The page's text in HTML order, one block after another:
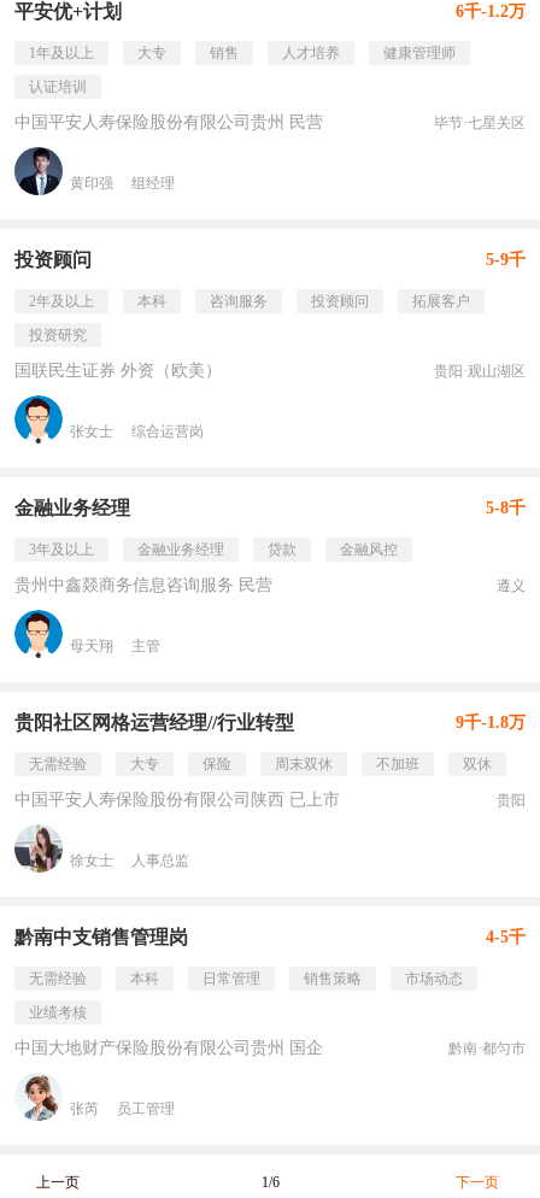
平安优+计划 6千-1.2万
1年及以上 大专 销售 人才培养
健康管理师
认证培训
中国平安人寿保险股份有限公司贵州 民营 毕节·七星关区
黄印强 组经理
投资顾问 5-9千
2年及以上 本科 咨询服务 投资顾问
拓展客户
投资研究
国联民生证券 外资（欧美） 贵阳·观山湖区
张女士 综合运营岗
金融业务经理 5-8千
3年及以上 金融业务经理 贷款 金融风控
贵州中鑫燚商务信息咨询服务 民营 遵义
母天翔 主管
贵阳社区网格运营经理//行业转型 9千-1.8万
无需经验 大专 保险 周末双休 不加班 双休
中国平安人寿保险股份有限公司陕西 已上市 贵阳
徐女士 人事总监
黔南中支销售管理岗 4-5千
无需经验 本科 日常管理 销售策略
市场动态
业绩考核
中国大地财产保险股份有限公司贵州 国企 黔南·都匀市
张芮 员工管理
上一页 1/6 下一页